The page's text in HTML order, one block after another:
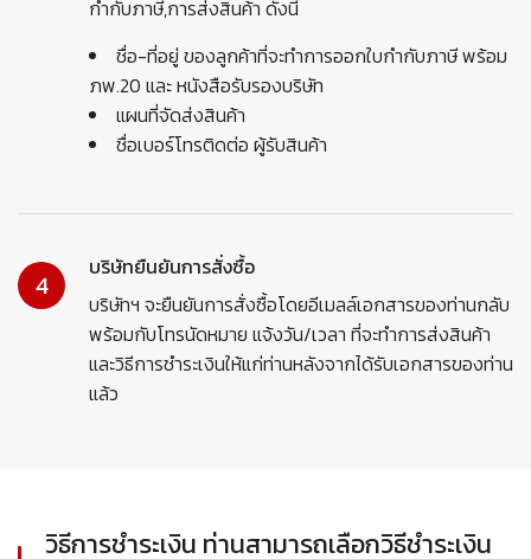
กำกับภาษี,การส่งสินค้า ดังนี้
ชื่อ-ที่อยู่ ของลูกค้าที่จะทำการออกใบกำกับภาษี พร้อม
ภพ.20 และ หนังสือรับรองบริษัท
แผนที่จัดส่งสินค้า
ชื่อเบอร์โทรติดต่อ ผู้รับสินค้า
4
บริษัทยืนยันการสั่งซื้อ
บริษัทฯ จะยืนยันการสั่งซื้อโดยอีเมลล์เอกสารของท่านกลับ
พร้อมกับโทรนัดหมาย แจ้งวัน/เวลา ที่จะทำการส่งสินค้า
และวิธีการชำระเงินให้แก่ท่านหลังจากได้รับเอกสารของท่าน
แล้ว
วิธีการชำระเงิน ท่านสามารถเลือกวิธีชำระเงิน